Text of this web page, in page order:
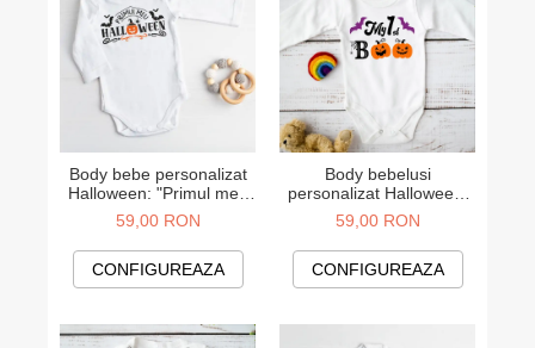
Body bebe personalizat
Halloween: "Primul meu
Halloween"
59,00 RON
CONFIGUREAZA
Body bebelusi
personalizat Halloween:
"My first boo"
59,00 RON
CONFIGUREAZA